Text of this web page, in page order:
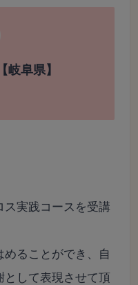
岐阜県】
実践コースを受講
ることができ、
自
して表現させて頂